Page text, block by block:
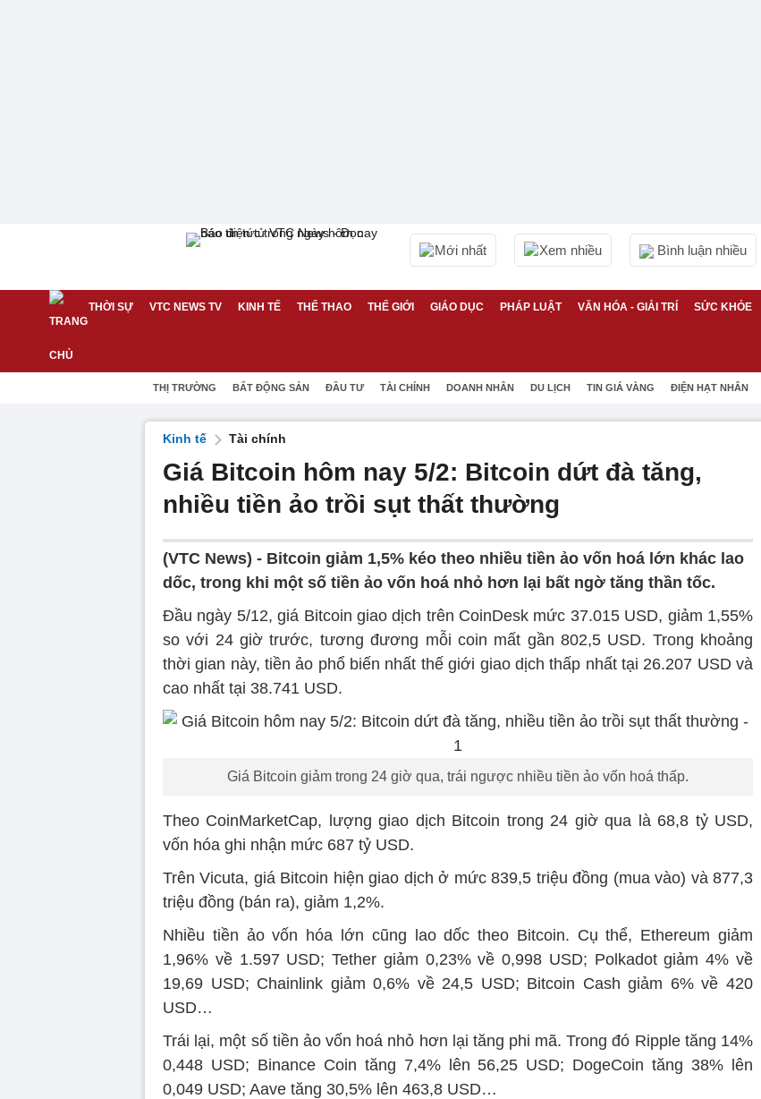
Mới nhất Xem nhiều Bình luận nhiều
THỜI SỰ VTC NEWS TV KINH TẾ THỂ THAO THẾ GIỚI GIÁO DỤC PHÁP LUẬT VĂN HÓA - GIẢI TRÍ SỨC KHỎE
THỊ TRƯỜNG BẤT ĐỘNG SẢN ĐẦU TƯ TÀI CHÍNH DOANH NHÂN DU LỊCH TIN GIÁ VÀNG ĐIỆN HẠT NHÂN
Kinh tế Tài chính
Giá Bitcoin hôm nay 5/2: Bitcoin dứt đà tăng,
nhiều tiền ảo trồi sụt thất thường
(VTC News) - Bitcoin giảm 1,5% kéo theo nhiều tiền ảo vốn hoá lớn khác lao
dốc, trong khi một số tiền ảo vốn hoá nhỏ hơn lại bất ngờ tăng thần tốc.
Đầu ngày 5/12, giá Bitcoin giao dịch trên CoinDesk mức 37.015 USD, giảm 1,55%
so với 24 giờ trước, tương đương mỗi coin mất gần 802,5 USD. Trong khoảng
thời gian này, tiền ảo phổ biến nhất thế giới giao dịch thấp nhất tại 26.207 USD và
cao nhất tại 38.741 USD.
Giá Bitcoin giảm trong 24 giờ qua, trái ngược nhiều tiền ảo vốn hoá thấp.
Theo CoinMarketCap, lượng giao dịch Bitcoin trong 24 giờ qua là 68,8 tỷ USD,
vốn hóa ghi nhận mức 687 tỷ USD.
Trên Vicuta, giá Bitcoin hiện giao dịch ở mức 839,5 triệu đồng (mua vào) và 877,3
triệu đồng (bán ra), giảm 1,2%.
Nhiều tiền ảo vốn hóa lớn cũng lao dốc theo Bitcoin. Cụ thể, Ethereum giảm
1,96% về 1.597 USD; Tether giảm 0,23% về 0,998 USD; Polkadot giảm 4% về
19,69 USD; Chainlink giảm 0,6% về 24,5 USD; Bitcoin Cash giảm 6% về 420
USD…
Trái lại, một số tiền ảo vốn hoá nhỏ hơn lại tăng phi mã. Trong đó Ripple tăng 14%
0,448 USD; Binance Coin tăng 7,4% lên 56,25 USD; DogeCoin tăng 38% lên
0,049 USD; Aave tăng 30,5% lên 463,8 USD…